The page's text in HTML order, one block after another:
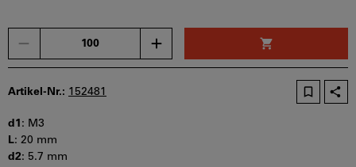
Artikel-Nr.: 152481
d1 : M3
L: 20 mm
d2: 5.7 mm